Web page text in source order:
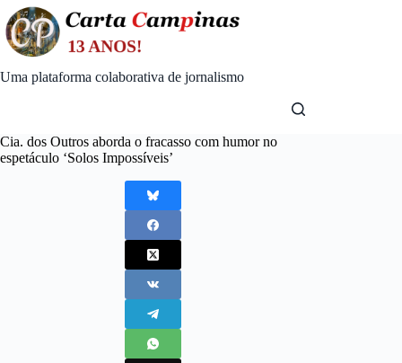
Skip
to
content
Uma plataforma colaborativa de jornalismo
Cia. dos Outros aborda o fracasso com humor no
espetáculo ‘Solos Impossíveis’